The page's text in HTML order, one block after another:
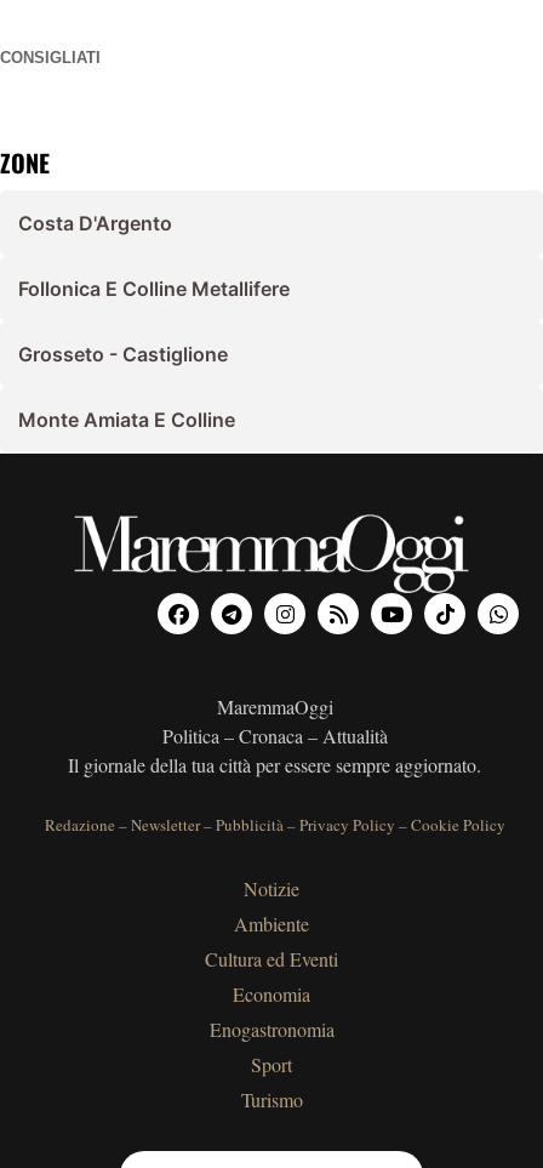
CONSIGLIATI
ZONE
Costa D'Argento
Follonica E Colline Metallifere
Grosseto - Castiglione
Monte Amiata E Colline
MaremmaOggi
Politica – Cronaca – Attualità
Il giornale della tua città per essere sempre aggiornato.
Redazione –Newsletter–Pubblicità–Privacy Policy –Cookie Policy
Notizie
Ambiente
Cultura ed Eventi
Economia
Enogastronomia
Sport
Turismo